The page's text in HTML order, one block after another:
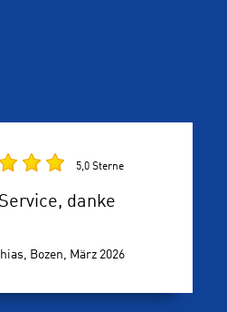
5,0 Sterne
danke
Bozen, März 2026